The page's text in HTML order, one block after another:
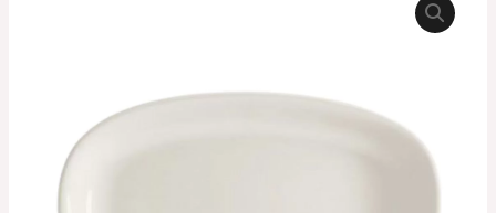
precios: